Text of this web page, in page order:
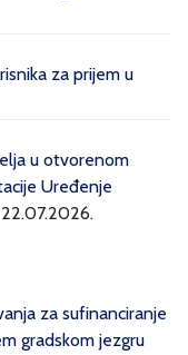
za prijem u
u otvorenom
Uređenje
22.07.2026.
za sufinanciranje
gradskom jezgru